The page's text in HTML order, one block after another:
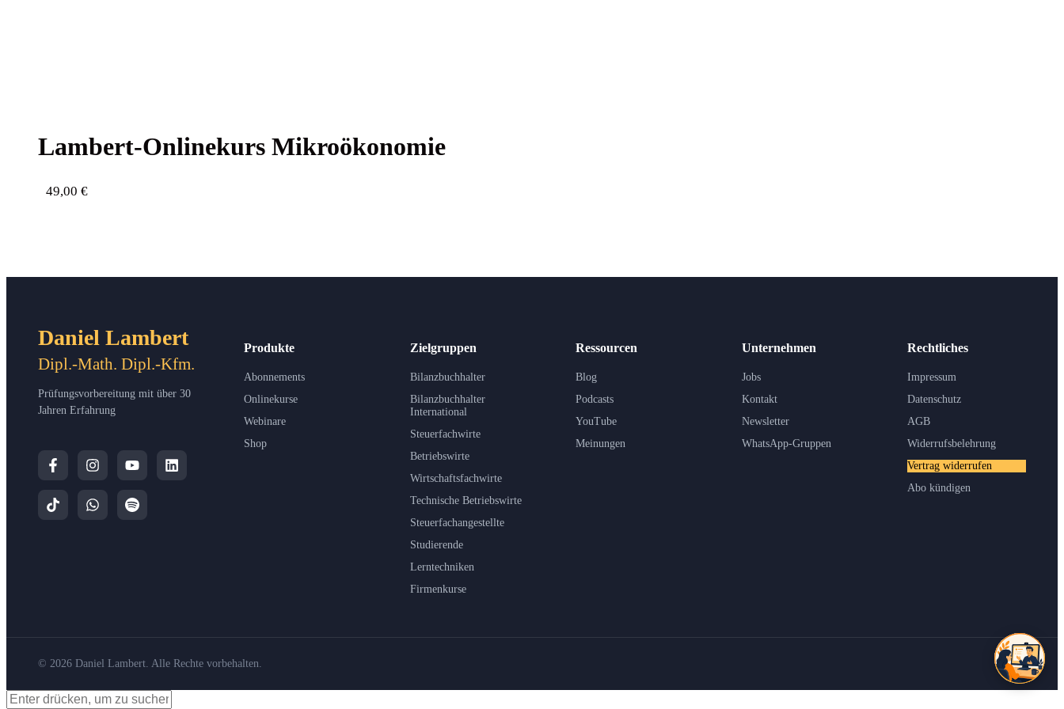
Lam­bert-Online­kurs Mikroökonomie
49,00 €
Daniel Lambert
Dipl.-Math. Dipl.-Kfm.
Prüfungsvorbereitung mit über 30
Jahren Erfahrung
Produkte
Abonnements
Onlinekurse
Webinare
Shop
Zielgruppen
Bilanzbuchhalter
Bilanzbuchhalter
International
Steuerfachwirte
Betriebswirte
Wirtschaftsfachwirte
Technische Betriebswirte
Steuerfachangestellte
Studierende
Lerntechniken
Firmenkurse
Ressourcen
Blog
Podcasts
YouTube
Meinungen
Unternehmen
Jobs
Kontakt
Newsletter
WhatsApp-Gruppen
Rechtliches
Impressum
Datenschutz
AGB
Widerrufsbelehrung
Vertrag widerrufen
Abo kündigen
© 2026 Daniel Lambert. Alle Rechte vorbehalten.